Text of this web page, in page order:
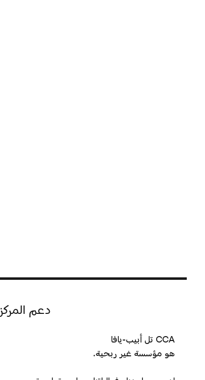
دعم المركز
CCA تل أبيب-يافا
هو مؤسسة غير ربحية.